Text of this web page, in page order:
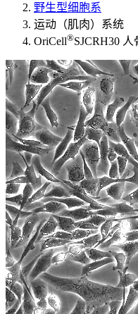
野生型细胞系
运动（肌肉）系统
OriCell®SJCRH30